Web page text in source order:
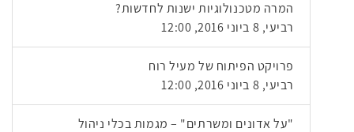
המרה מטכנולוגיות ישנות לחדשות?
רביעי, 8 ביוני 2016, 12:00
פרויקט הפיתוח של מעיל רוח
רביעי, 8 ביוני 2016, 12:00
"על אדונים ומשרתים" – מגמות בכלי ניהול